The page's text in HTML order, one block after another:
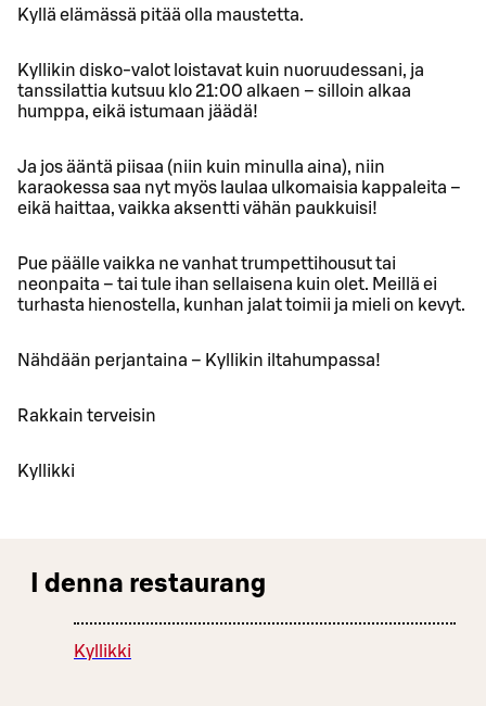
Kyllä elämässä pitää olla maustetta.
Kyllikin disko-valot loistavat kuin nuoruudessani, ja
tanssilattia kutsuu klo 21:00 alkaen – silloin alkaa
humppa, eikä istumaan jäädä!
Ja jos ääntä piisaa (niin kuin minulla aina), niin
karaokessa saa nyt myös laulaa ulkomaisia kappaleita –
eikä haittaa, vaikka aksentti vähän paukkuisi!
Pue päälle vaikka ne vanhat trumpettihousut tai
neonpaita – tai tule ihan sellaisena kuin olet. Meillä ei
turhasta hienostella, kunhan jalat toimii ja mieli on kevyt.
Nähdään perjantaina – Kyllikin iltahumpassa!
Rakkain terveisin
Kyllikki
I denna restaurang
Kyllikki